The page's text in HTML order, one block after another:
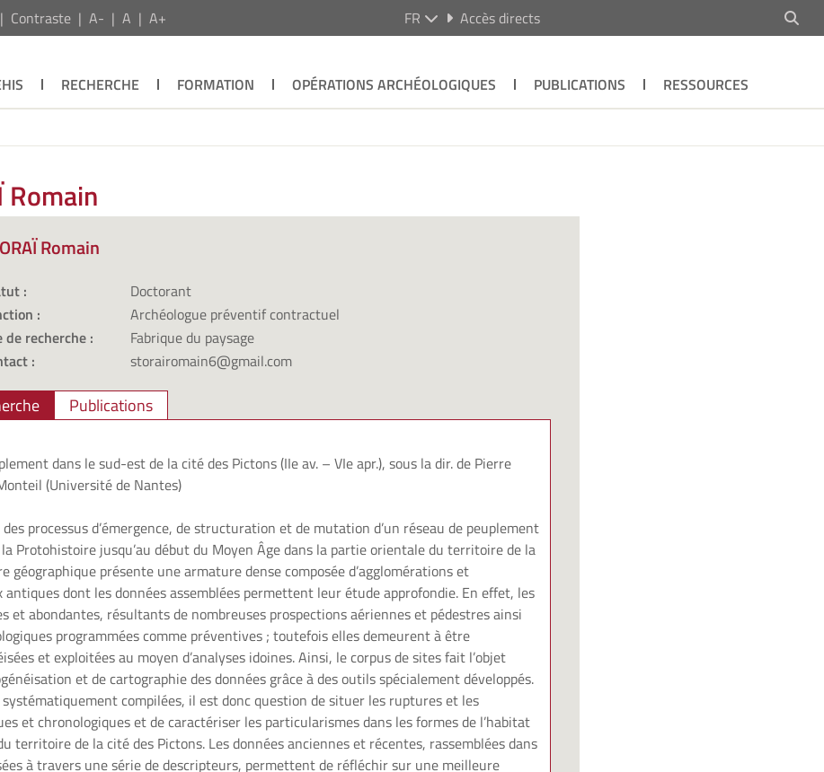
Contraste A- A A+ FR Accès directs
RECHERCHE FORMATION OPÉRATIONS ARCHÉOLOGIQUES PUBLICATIONS
RESSOURCES
Romain
Romain
:
Doctorant
:
Archéologue préventif contractuel
de recherche :
Fabrique du paysage
:
storairomain6@gmail.com
Publications
dans le sud-est de la cité des Pictons (IIe av. – VIe apr.), sous la dir. de Pierre
(Université de Nantes)
processus d’émergence, de structuration et de mutation d’un réseau de peuplement
Protohistoire jusqu’au début du Moyen Âge dans la partie orientale du territoire de la
géographique présente une armature dense composée d’agglomérations et
antiques dont les données assemblées permettent leur étude approfondie. En effet, les
et abondantes, résultants de nombreuses prospections aériennes et pédestres ainsi
programmées comme préventives ; toutefois elles demeurent à être
et exploitées au moyen d’analyses idoines. Ainsi, le corpus de sites fait l’objet
et de cartographie des données grâce à des outils spécialement développés.
compilées, il est donc question de situer les ruptures et les
et chronologiques et de caractériser les particularismes dans les formes de l’habitat
territoire de la cité des Pictons. Les données anciennes et récentes, rassemblées dans
à travers une série de descripteurs, permettent de réfléchir sur une meilleure